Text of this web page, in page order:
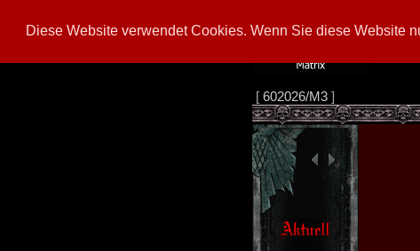
Diese Website verwendet Cookies. Wenn Sie diese Website
[ 602026/M3]